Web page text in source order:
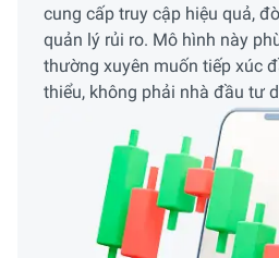
cung cấp truy cập hiệu quả,
quản lý rủi ro. Mô hình này
thường xuyên muốn tiếp xúc
thiểu, không phải nhà đầu tư